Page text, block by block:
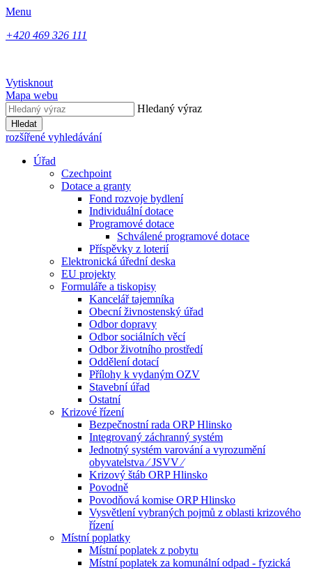
Menu
+420 469 326 111
Vytisknout
Mapa webu
Hledaný výraz
Hledat
rozšířené vyhledávání
Úřad
Czechpoint
Dotace a granty
Fond rozvoje bydlení
Individuální dotace
Programové dotace
Schválené programové dotace
Příspěvky z loterií
Elektronická úřední deska
EU projekty
Formuláře a tiskopisy
Kancelář tajemníka
Obecní živnostenský úřad
Odbor dopravy
Odbor sociálních věcí
Odbor životního prostředí
Oddělení dotací
Přílohy k vydaným OZV
Stavební úřad
Ostatní
Krizové řízení
Bezpečnostní rada ORP Hlinsko
Integrovaný záchranný systém
Jednotný systém varování a vyrozumění
obyvatelstva ⁄ JSVV ⁄
Krizový štáb ORP Hlinsko
Povodně
Povodňová komise ORP Hlinsko
Vysvětlení vybraných pojmů z oblasti krizového
řízení
Místní poplatky
Místní poplatek z pobytu
Místní poplatek za komunální odpad - fyzická